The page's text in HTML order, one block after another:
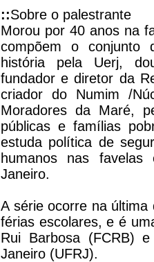
::Sobre o palestrante
Morou por 40 anos na
compõem o conjunto
história pela Uerj,
fundador e diretor da
criador do Numim /
Moradores da Maré,
públicas e famílias
estuda política de
humanos nas
Janeiro.
A série ocorre na
férias escolares, e é
Rui Barbosa (FCRB)
Janeiro (UFRJ).